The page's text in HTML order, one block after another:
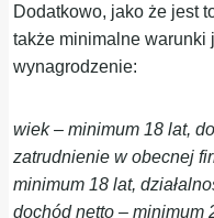
Dodatkowo, jako że jest
także minimalne warunki
wynagrodzenie:
wiek – minimum 18 lat,
zatrudnienie w obecnej
minimum 18 lat,
dochód netto – minimum